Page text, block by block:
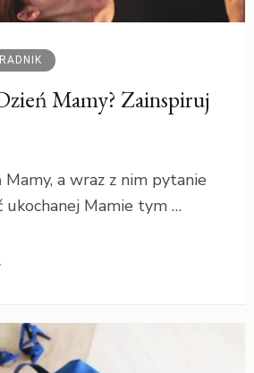
Mamy? Zainspiruj
Mamy, a wraz z nim pytanie
ukochanej Mamie tym …